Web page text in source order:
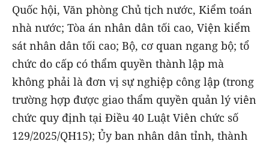
Quốc hội, Văn phòng Chủ tịch nước, Kiểm toán
nhà nước; Tòa án nhân dân tối cao, Viện kiểm
sát nhân dân tối cao; Bộ, cơ quan ngang bộ; tổ
chức do cấp có thẩm quyền thành lập mà
không phải là đơn vị sự nghiệp công lập (trong
trường hợp được giao thẩm quyền quản lý viên
chức quy định tại Điều 40 Luật Viên chức số
129/2025/QH15); Ủy ban nhân dân tỉnh, thành